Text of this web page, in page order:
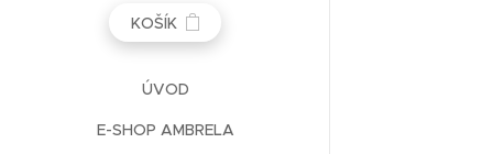
KOŠÍK
ÚVOD
E-SHOP AMBRELA